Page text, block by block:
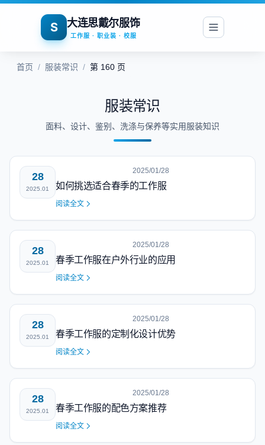
S 大连思戴尔服饰
工作服 · 职业装 · 校服
首页 / 服装常识 / 第 160 页
服装常识
面料、设计、鉴别、洗涤与保养等实用服装知识
28
2025.01
2025/01/28
如何挑选适合春季的工作服
阅读全文
28
2025.01
2025/01/28
春季工作服在户外行业的应用
阅读全文
28
2025.01
2025/01/28
春季工作服的定制化设计优势
阅读全文
28
2025.01
2025/01/28
春季工作服的配色方案推荐
阅读全文